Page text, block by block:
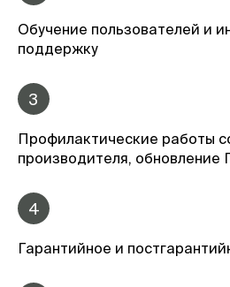
Обучение пользователей и
поддержку
3
Профилактические работы
производителя, обновление
4
Гарантийное и